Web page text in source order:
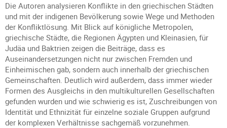
Die Autoren analysieren Konflikte in den griechischen Städten
und mit der indigenen Bevölkerung sowie Wege und Methoden
der Konfliktlösung. Mit Blick auf königliche Metropolen,
griechische Städte, die Regionen Ägypten und Kleinasien, für
Judäa und Baktrien zeigen die Beiträge, dass es
Auseinandersetzungen nicht nur zwischen Fremden und
Einheimischen gab, sondern auch innerhalb der griechischen
Gemeinschaften. Deutlich wird außerdem, dass immer wieder
Formen des Ausgleichs in den multikulturellen Gesellschaften
gefunden wurden und wie schwierig es ist, Zuschreibungen von
Identität und Ethnizität für einzelne soziale Gruppen aufgrund
der komplexen Verhältnisse sachgemäß vorzunehmen.